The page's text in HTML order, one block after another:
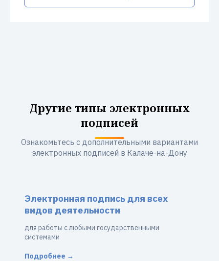
Другие типы электронных
подписей
Ознакомьтесь с дополнительными вариантами
электронных подписей в Калаче-на-Дону
Электронная подпись для всех
видов деятельности
для работы с любыми государственными
системами
Подробнее →